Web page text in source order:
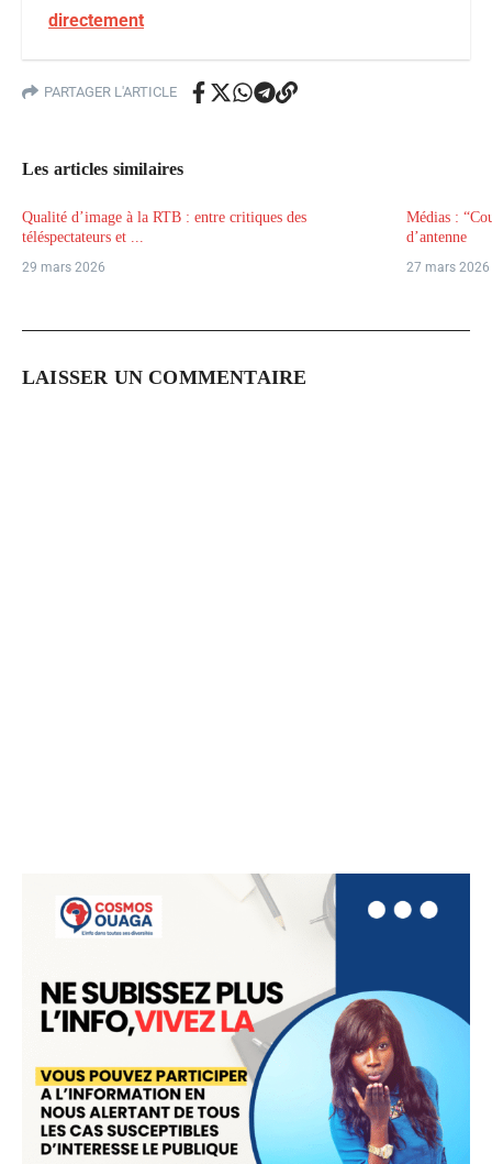
directement
PARTAGER L'ARTICLE
Les articles similaires
Qualité d’image à la RTB : entre critiques des
téléspectateurs et ...
29 mars 2026
Médias :
d’antenne
27 mars 2026
LAISSER UN COMMENTAIRE